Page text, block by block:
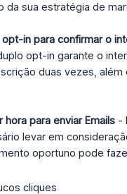
sua estratégia de
in para confirmar o
opt-in garante o
duas vezes,
para enviar Emails -
levar em
oportuno pode
cliques